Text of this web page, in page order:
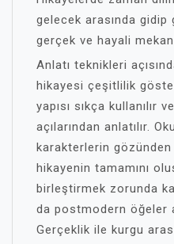
gelecek arasında gidip
gerçek ve hayali
Anlatı teknikleri
hikayesi çeşitlilik
yapısı sıkça kullanılır
açılarından anlatılır.
karakterlerin gözünden
hikayenin tamamını
birleştirmek zorunda
da postmodern öğeler
Gerçeklik ile kurgu